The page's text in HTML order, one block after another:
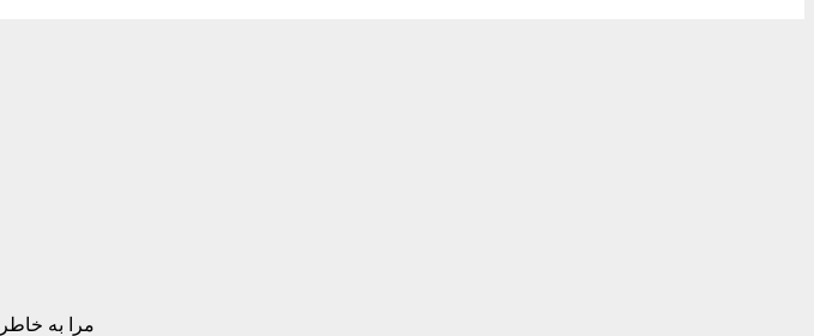
مرا به خاطر